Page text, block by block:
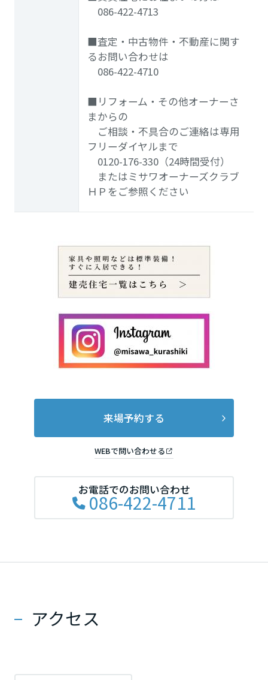
086-422-4713
■査定・中古物件・不動産に関す
るお問い合わせは
086-422-4710
■リフォーム・その他オーナーさ
まからの
ご相談・不具合のご連絡は専用
フリーダイヤルまで
0120-176-330（24時間受付）
またはミサワオーナーズクラブ
ＨＰをご参照ください
来場予約する
WEBで問い合わせる
お電話でのお問い合わせ
086-422-4711
アクセス